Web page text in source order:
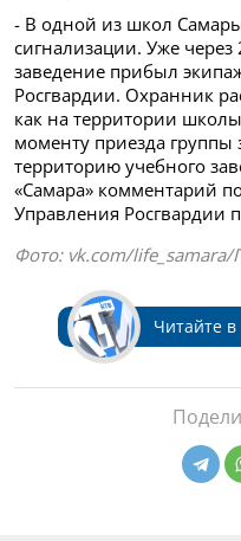
- В одной из школ
сигнализации. Уже
заведение прибыл
Росгвардии. Охранник
как на территории
моменту приезда
территорию учебного
«Самара» комментарий
Управления Росгвардии
Фото: vk.com/
Читайте в